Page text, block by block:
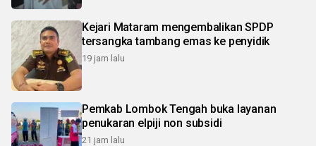
Kejari Mataram mengembalikan SPDP
tersangka tambang emas ke penyidik
19 jam lalu
Pemkab Lombok Tengah buka layanan
penukaran elpiji non subsidi
21 jam lalu